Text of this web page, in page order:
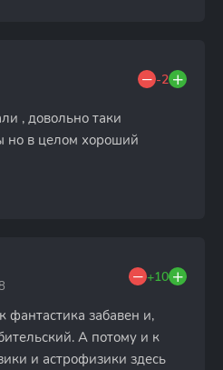
-2
, довольно таки
но в целом хороший
+10
фантастика забавен и,
А потому и к
и астрофизики здесь